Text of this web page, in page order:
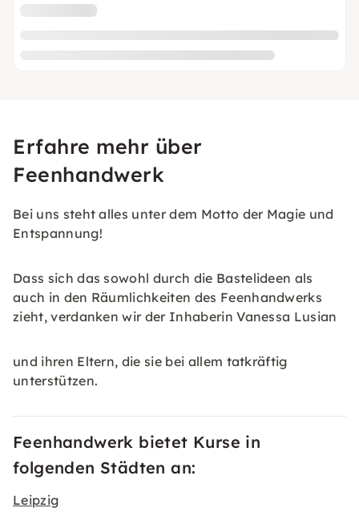
Erfahre mehr über
Feenhandwerk
Bei uns steht alles unter dem Motto der Magie und
Entspannung!
Dass sich das sowohl durch die Bastelideen als
auch in den Räumlichkeiten des Feenhandwerks
zieht, verdanken wir der Inhaberin Vanessa Lusian
und ihren Eltern, die sie bei allem tatkräftig
unterstützen.
Feenhandwerk bietet Kurse in
folgenden Städten an:
Leipzig